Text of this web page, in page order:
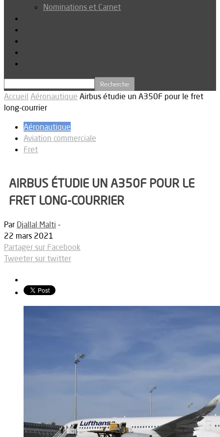
Nominations et Carnet
Accueil Aéronautique Airbus étudie un A350F pour le fret
long-courrier
Aéronautique
Aviation commerciale
Fret
AIRBUS ÉTUDIE UN A350F POUR LE
FRET LONG-COURRIER
Par Djallal Malti -
22 mars 2021
Partager sur Facebook
Tweeter sur twitter